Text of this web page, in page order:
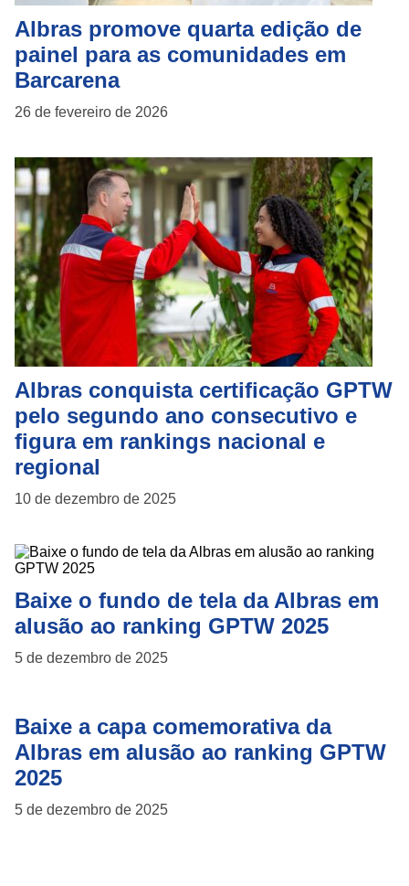
Albras promove quarta edição de
painel para as comunidades em
Barcarena
26 de fevereiro de 2026
Albras conquista certificação GPTW
pelo segundo ano consecutivo e
figura em rankings nacional e
regional
10 de dezembro de 2025
Baixe o fundo de tela da Albras em
alusão ao ranking GPTW 2025
5 de dezembro de 2025
Baixe a capa comemorativa da
Albras em alusão ao ranking GPTW
2025
5 de dezembro de 2025